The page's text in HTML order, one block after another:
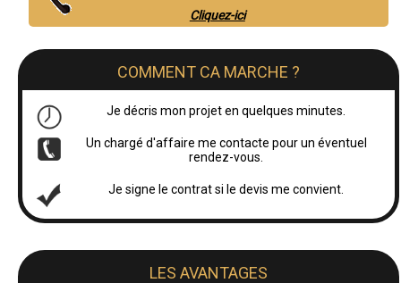
Cliquez-ici
COMMENT CA MARCHE ?
Je décris mon projet en quelques minutes.
Un chargé d'affaire me contacte pour un éventuel
rendez-vous.
Je signe le contrat si le devis me convient.
LES AVANTAGES